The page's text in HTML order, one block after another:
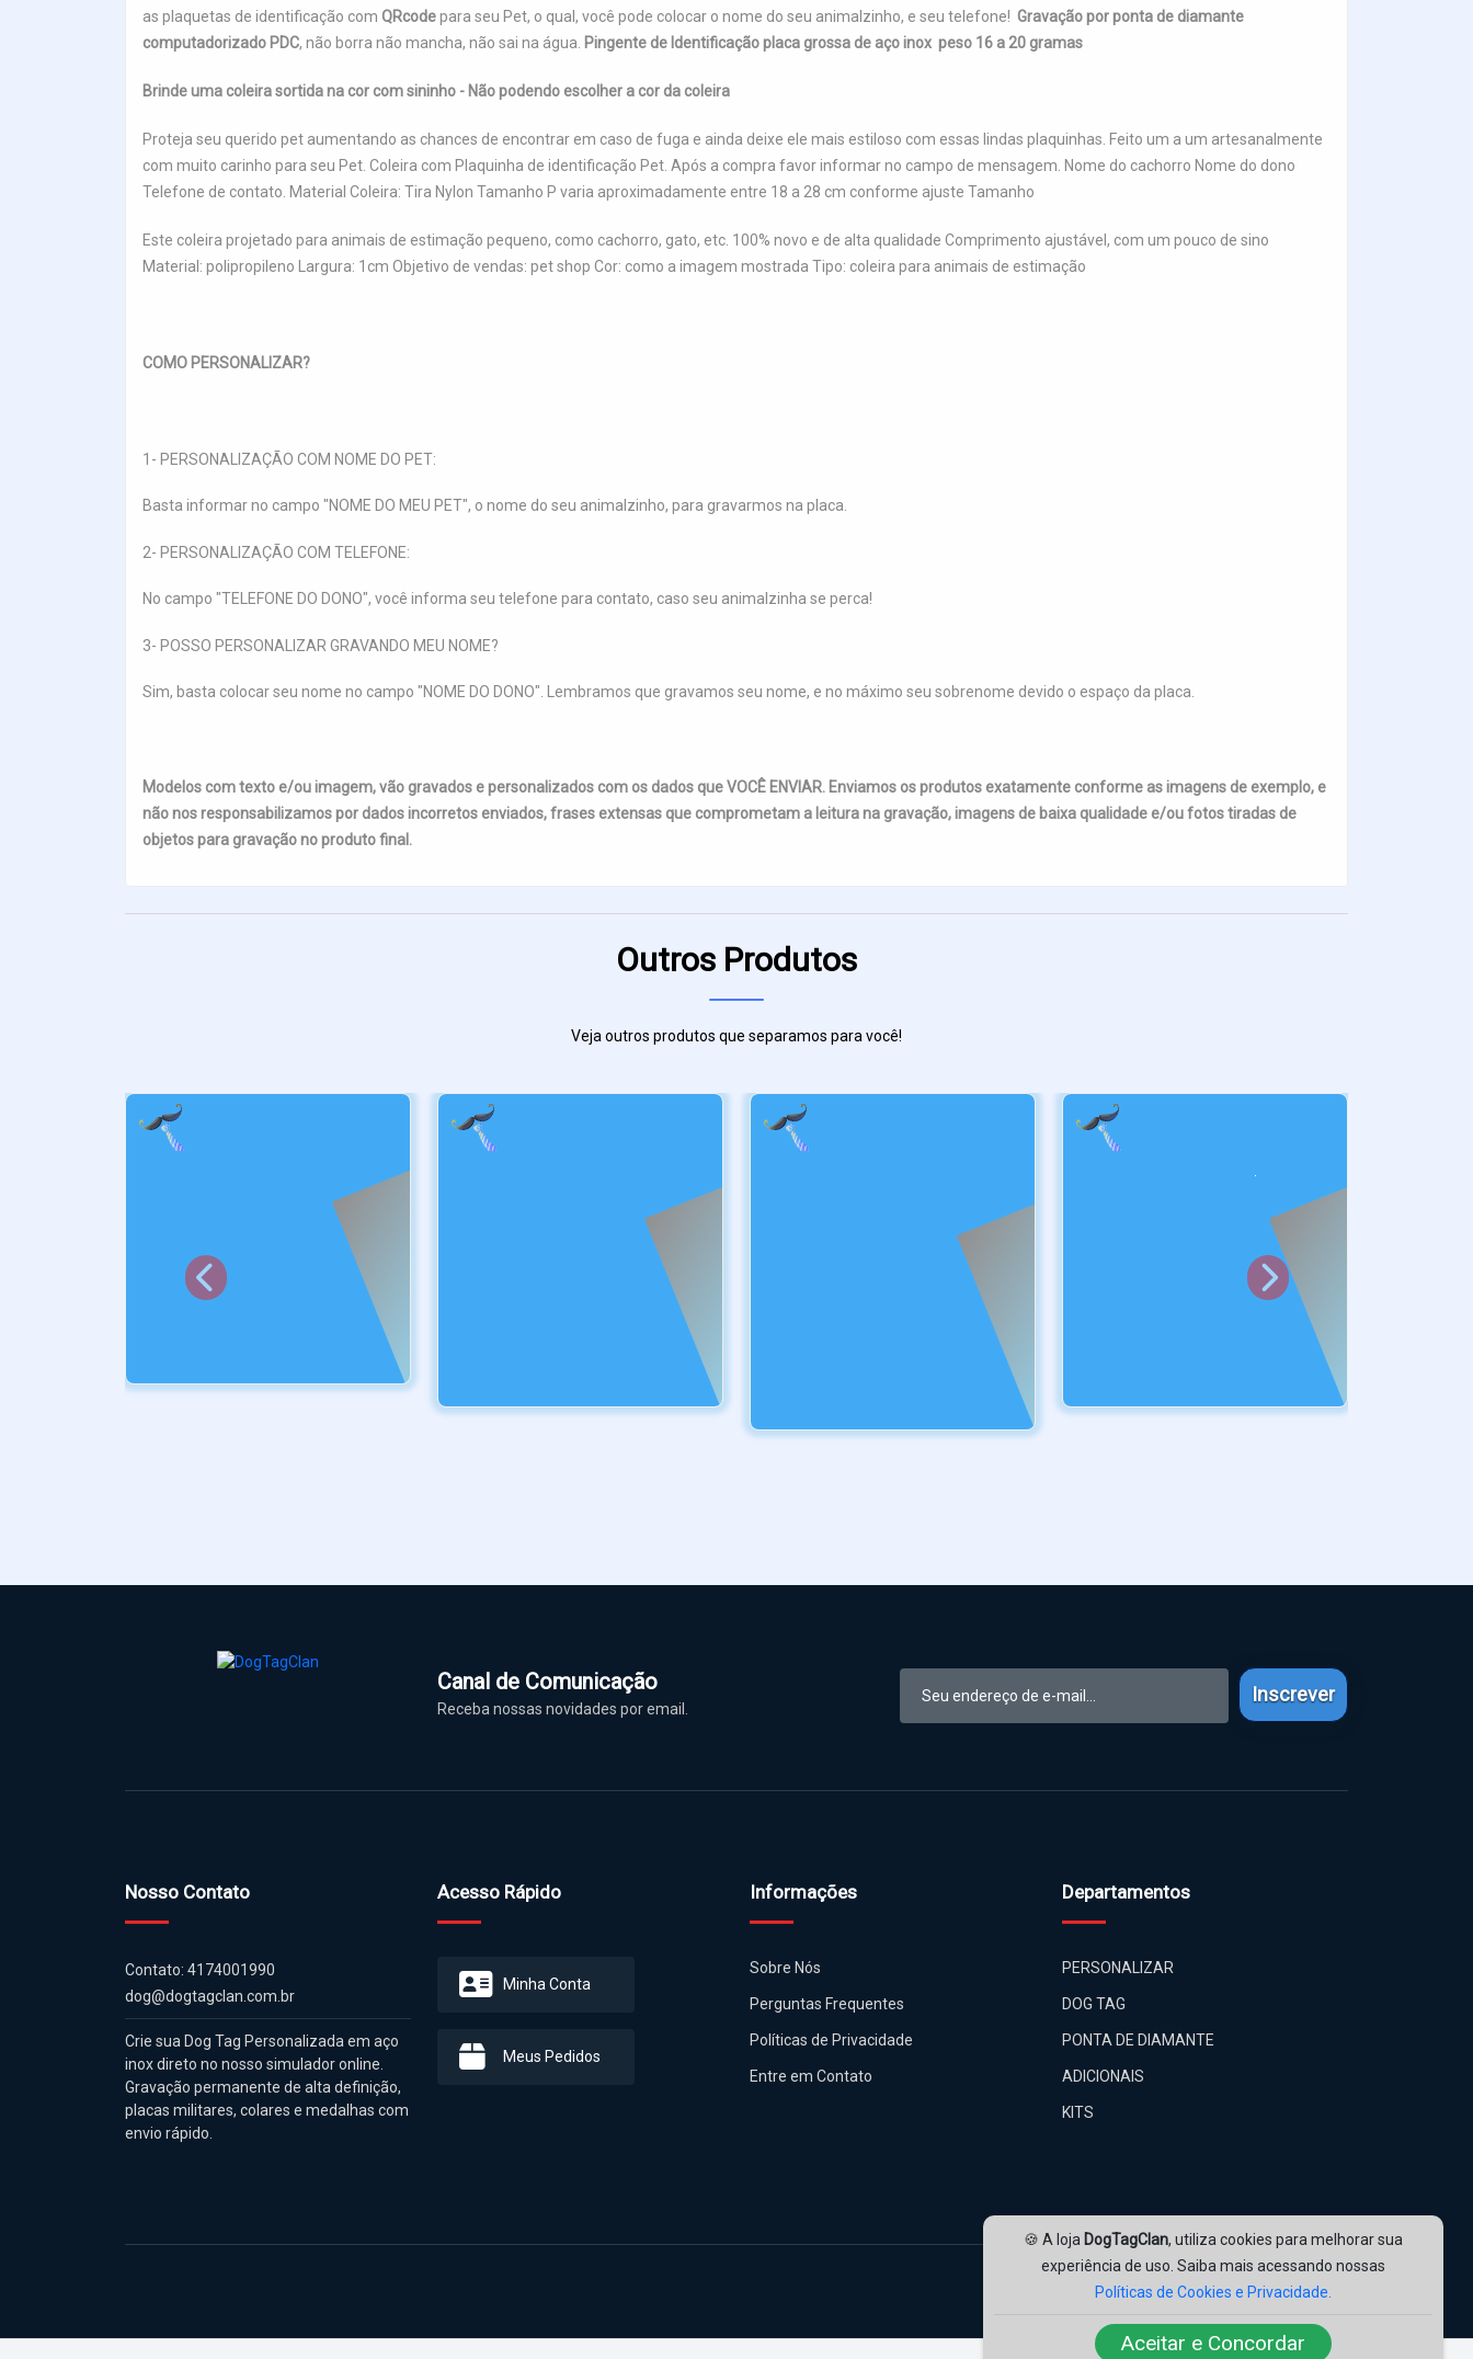
🍪 A loja DogTagClan, utiliza cookies para melhorar sua
experiência de uso. Saiba mais acessando nossas
Políticas de Cookies e Privacidade.
Aceitar e Concordar
as plaquetas de identificação com QRcodepara seu Pet, o qual, você pode colocar o nome do seu animalzinho, e seu telefone! Gravação por ponta de diamante
computadorizado PDC, não borra não mancha, não sai na água. Pingente de Identificação placa grossa de aço inox peso 16 a 20 gramas
Brinde uma coleira sortida na cor com sininho - Não podendo escolher a cor da coleira
Proteja seu querido pet aumentando as chances de encontrar em caso de fuga e ainda deixe ele mais estiloso com essas lindas plaquinhas. Feito um a um artesanalmente
com muito carinho para seu Pet. Coleira com Plaquinha de identificação Pet. Após a compra favor informar no campo de mensagem. Nome do cachorro Nome do dono
Telefone de contato. Material Coleira: Tira Nylon Tamanho P varia aproximadamente entre 18 a 28 cm conforme ajuste Tamanho
Este coleira projetado para animais de estimação pequeno, como cachorro, gato, etc. 100% novo e de alta qualidade Comprimento ajustável, com um pouco de sino
Material: polipropileno Largura: 1cm Objetivo de vendas: pet shop Cor: como a imagem mostrada Tipo: coleira para animais de estimação
COMO PERSONALIZAR?
1- PERSONALIZAÇÃO COM NOME DO PET:
Basta informar no campo "NOME DO MEU PET", o nome do seu animalzinho, para gravarmos na placa.
2- PERSONALIZAÇÃO COM TELEFONE:
No campo "TELEFONE DO DONO", você informa seu telefone para contato, caso seu animalzinha se perca!
3- POSSO PERSONALIZAR GRAVANDO MEU NOME?
Sim, basta colocar seu nome no campo "NOME DO DONO". Lembramos que gravamos seu nome, e no máximo seu sobrenome devido o espaço da placa.
Modelos com texto e/ou imagem, vão gravados e personalizados com os dados que VOCÊ ENVIAR. Enviamos os produtos exatamente conforme as imagens de exemplo, e
não nos responsabilizamos por dados incorretos enviados, frases extensas que comprometam a leitura na gravação, imagens de baixa qualidade e/ou fotos tiradas de
objetos para gravação no produto final.
Outros Produtos
Veja outros produtos que separamos para você!
Canal de Comunicação
Receba nossas novidades por email.
Inscrever
Nosso Contato
Contato: 4174001990
dog@dogtagclan.com.br
Crie sua Dog Tag Personalizada em aço
inox direto no nosso simulador online.
Gravação permanente de alta definição,
placas militares, colares e medalhas com
envio rápido.
Acesso Rápido
Minha Conta
Meus Pedidos
Informações
Sobre Nós
Perguntas Frequentes
Políticas de Privacidade
Entre em Contato
Departamentos
PERSONALIZAR
DOG TAG
PONTA DE DIAMANTE
ADICIONAIS
KITS
Nossas Redes: